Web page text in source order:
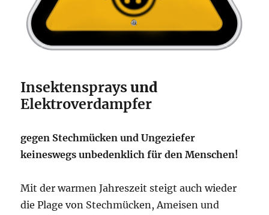
Insektenspraysund
Elektroverdampfer
gegen Stechmücken und Ungeziefer
keineswegs unbedenklich für den Menschen!
Mit der warmen Jahreszeit steigt auch wieder
die Plage von Stechmücken, Ameisen und